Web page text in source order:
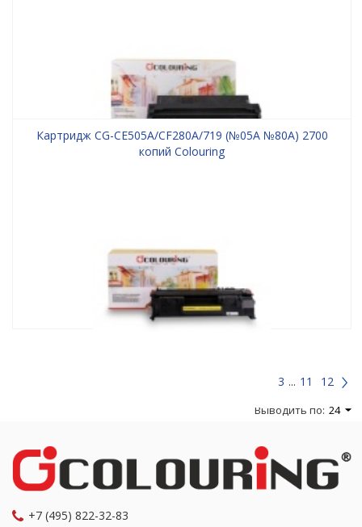
Картридж CG-CE505A/CF280A/719 (№05A №80A) 2700
копий Colouring
3 ... 11 12
Выводить по: 24
+7 (495) 822-32-83